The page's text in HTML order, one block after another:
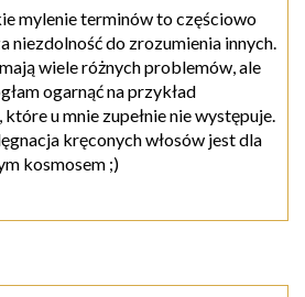
mylenie terminów to częściowo
niezdolność do zrozumienia innych.
wiele różnych problemów, ale
ogarnąć na przykład
u mnie zupełnie nie występuje.
kręconych włosów jest dla
kosmosem ;)